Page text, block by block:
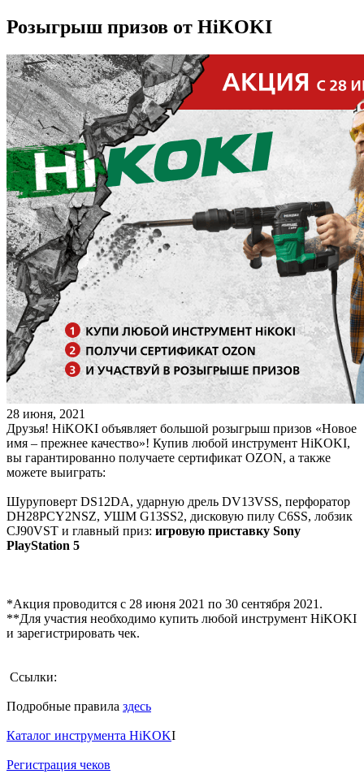
Розыгрыш призов от HiKOKI
28 июня, 2021
Друзья! HiKOKI объявляет большой розыгрыш призов «Новое
имя – прежнее качество»! Купив любой инструмент HiKOKI,
вы гарантированно получаете сертификат OZON, а также
можете выиграть:
Шуруповерт DS12DA, ударную дрель DV13VSS, перфоратор
DH28PCY2NSZ, УШМ G13SS2, дисковую пилу C6SS, лобзик
CJ90VST и главный приз: игровую приставку Sony
PlayStation 5
*Акция проводится с 28 июня 2021 по 30 сентября 2021.
**Для участия необходимо купить любой инструмент HiKOKI
и зарегистрировать чек.
Ссылки:
Подробные правила здесь
Каталог инструмента HiKOKI
Регистрация чеков